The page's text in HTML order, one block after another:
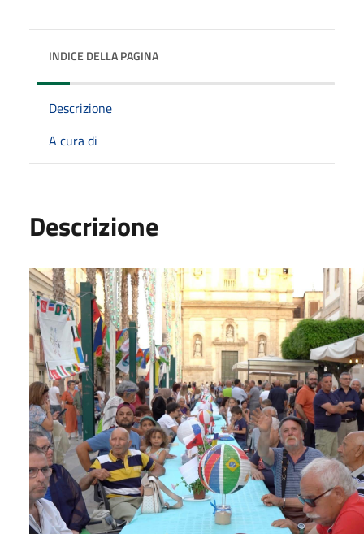
INDICE DELLA PAGINA
Descrizione
A cura di
Descrizione